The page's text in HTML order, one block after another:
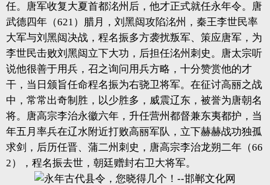
任。唐军收复大夏首都洺州后，他才正式就任永年令。唐
武德四年（621）腊月，刘黑闼攻陷洺州，秦王李世民率
大军与刘黑闼决战，程名振多方袭扰叛军、策应唐军，为
李世民击败刘黑闼立下大功，后担任洺州刺史。唐太宗听
说他很善于用兵，召之询问用兵方略，十分赞赏他的才
干，当日颁旨任命程名振为右骁卫将军。在征讨高丽之战
中，常常出奇制胜，以少胜多，威震辽东，被誉为唐朝名
将。唐高宗李治永徽六年，升任营州都督兼东夷都护，当
年五月率兵在辽水附近打败高丽军队，立下赫赫战功独孤
求剑，后历任晋、蒲二州刺史，唐高宗李治龙朔二年（66
2），程名振去世，朝廷赠封右卫大将军。